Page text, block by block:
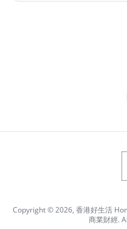
Copyright © 2026, 香港好生活
商業財經.